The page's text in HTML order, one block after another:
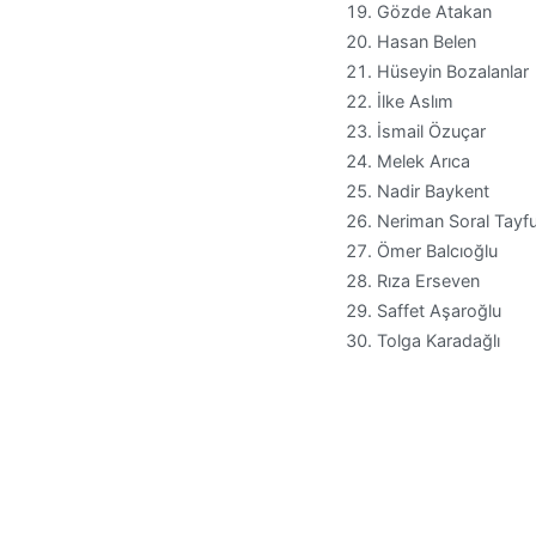
Gözde Atakan
Hasan Belen
Hüseyin Bozalanlar
İlke Aslım
İsmail Özuçar
Melek Arıca
Nadir Baykent
Neriman Soral
Ömer Balcıoğlu
Rıza Erseven
Saffet Aşaroğlu
Tolga Karadağlı